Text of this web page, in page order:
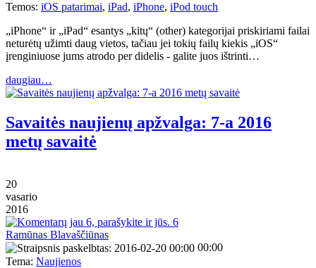
Temos: iOS patarimai, iPad, iPhone, iPod touch
„iPhone“ ir „iPad“ esantys „kitų“ (other) kategorijai priskiriami failai
neturėtų užimti daug vietos, tačiau jei tokių failų kiekis „iOS“
įrenginiuose jums atrodo per didelis - galite juos ištrinti…
daugiau…
Savaitės naujienų apžvalga: 7-a 2016
metų savaitė
20
vasario
2016
6
Ramūnas Blavaščiūnas
00:00
Tema: Naujienos